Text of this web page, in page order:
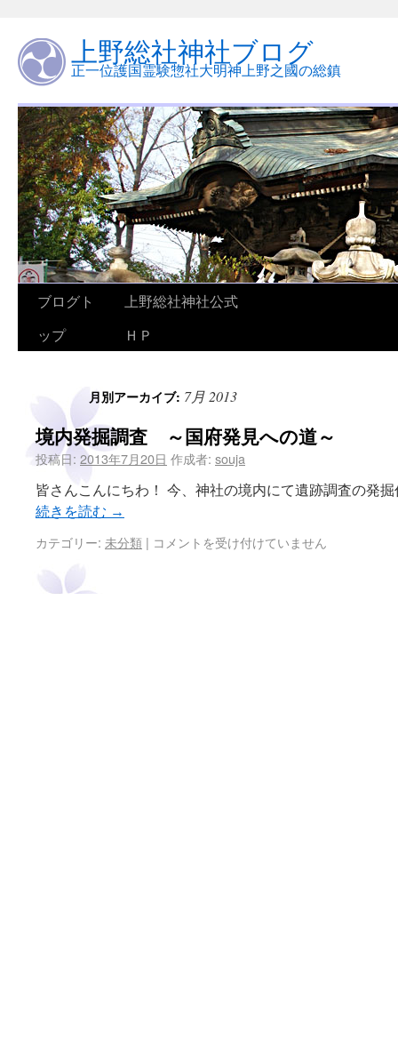
上野総社神社ブログ
正一位護国霊験惣社大明神上野之國の総鎮
ブログト
ップ
上野総社神社公式
ＨＰ
月別アーカイブ: 7月 2013
境内発掘調査 ～国府発見への道～
投稿日: 2013年7月20日 作成者: souja
皆さんこんにちわ！ 今、神社の境内にて遺跡調査の発
続きを読む →
カテゴリー: 未分類 | コメントを受け付けていません